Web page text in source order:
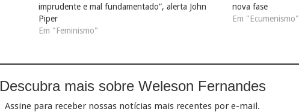
imprudente e mal fundamentado”, alerta John
Piper
Em "Feminismo"
nova fase
Em "Ecumenismo"
Descubra mais sobre Weleson Fernandes
Assine para receber nossas notícias mais recentes por e-mail.